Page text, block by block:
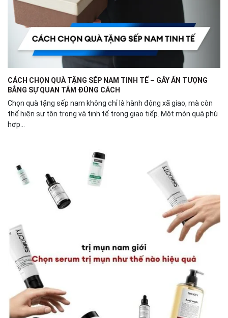
CÁCH CHỌN QUÀ TẶNG SẾP NAM TINH TẾ – GÂY ẤN TƯỢNG
BẰNG SỰ QUAN TÂM ĐÚNG CÁCH
Chọn quà tặng sếp nam không chỉ là hành động xã giao, mà còn
thể hiện sự tôn trọng và tinh tế trong giao tiếp. Một món quà phù
hợp...